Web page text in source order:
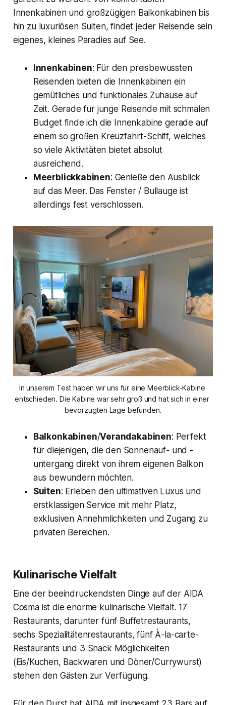
Innenkabinen und großzügigen Balkonkabinen bis
hin zu luxuriösen Suiten, findet jeder Reisende sein
eigenes, kleines Paradies auf See.
Innenkabinen: Für den preisbewussten
Reisenden bieten die Innenkabinen ein
gemütliches und funktionales Zuhause auf
Zeit. Gerade für junge Reisende mit schmalen
Budget finde ich die Innenkabine gerade auf
einem so großen Kreuzfahrt-Schiff, welches
so viele Aktivitäten bietet absolut
ausreichend.
Meerblickkabinen: Genieße den Ausblick
auf das Meer. Das Fenster / Bullauge ist
allerdings fest verschlossen.
In unserem Test haben wir uns für eine Meerblick-Kabine
entschieden. Die Kabine war sehr groß und hat sich in einer
bevorzugten Lage befunden.
Balkonkabinen/Verandakabinen: Perfekt
für diejenigen, die den Sonnenauf- und -
untergang direkt von ihrem eigenen Balkon
aus bewundern möchten.
Suiten: Erleben den ultimativen Luxus und
erstklassigen Service mit mehr Platz,
exklusiven Annehmlichkeiten und Zugang zu
privaten Bereichen.
Kulinarische Vielfalt
Eine der beeindruckendsten Dinge auf der AIDA
Cosma ist die enorme kulinarische Vielfalt. 17
Restaurants, darunter fünf Buffetrestaurants,
sechs Spezialitätenrestaurants, fünf À-la-carte-
Restaurants und 3 Snack Möglichkeiten
(Eis/Kuchen, Backwaren und Döner/Currywurst)
stehen den Gästen zur Verfügung.